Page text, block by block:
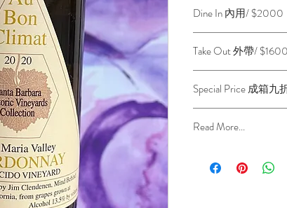
Dine In 內用/ $2000
Take Out 外帶/ $1600
Special Price 成箱九
Read More...
法定等級：Santa maria